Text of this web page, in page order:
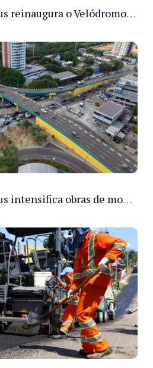
Prefeitura de Manaus reinaugura o Velódromo Professora Alzira Campos e entrega espaço esportivo totalmente revitalizado
Prefeitura de Manaus intensifica obras de modernização no viaduto Miguel Arraes para ampliar segurança e acessibilidade na região